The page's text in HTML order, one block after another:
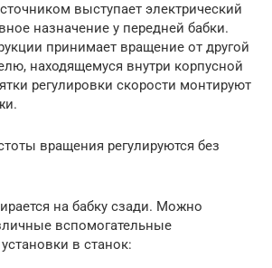
выступает электрический
назначение у передней бабки.
принимает вращение от другой
находящемуся внутри корпусной
регулировки скорости монтируют
вращения регулируются без
на бабку сзади. Можно
вспомогательные
в станок: